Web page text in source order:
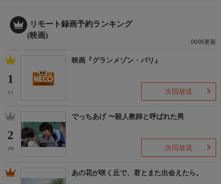
リモート録画予約ランキング
(映画)
08/06更新
1
(-)
映画『グランメゾン・パリ』
次回放送
2
(4)
でっちあげ 〜殺人教師と呼ばれた男
次回放送
あの花が咲く丘で、君とまた出会えたら。